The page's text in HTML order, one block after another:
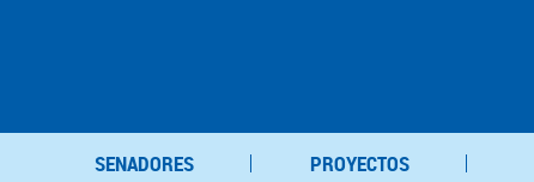
SENADORES PROYECTOS